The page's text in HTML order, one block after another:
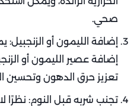
صحي.
إضافة الليمون أو
إضافة عصير الليمون أو
تعزيز حرق الدهون وتحسين
تجنب شربه قبل النوم: نظرًا